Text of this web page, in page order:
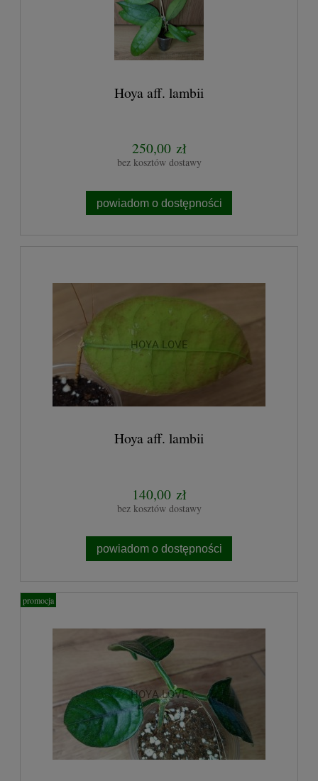
Hoya aff. lambii
250,00 zł
bez kosztów dostawy
powiadom o dostępności
Hoya aff. lambii
140,00 zł
bez kosztów dostawy
powiadom o dostępności
promocja